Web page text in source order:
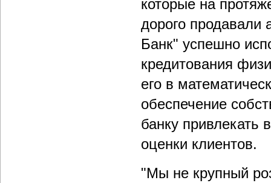
которые на
дорого продавали
Банк" успешно
кредитования
его в
обеспечение
банку привлекать
оценки клиентов.
"Мы не крупный